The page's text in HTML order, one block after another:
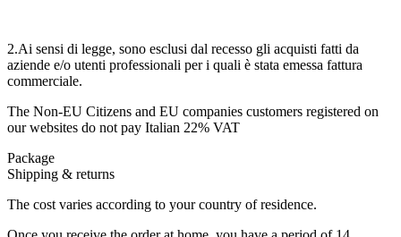
2.Ai sensi di legge, sono esclusi dal recesso gli acquisti fatti da
aziende e/o utenti professionali per i quali è stata emessa fattura
commerciale.
The Non-EU Citizens and EU companies customers registered on
our websites do not pay Italian 22% VAT
Package
Shipping & returns
The cost varies according to your country of residence.